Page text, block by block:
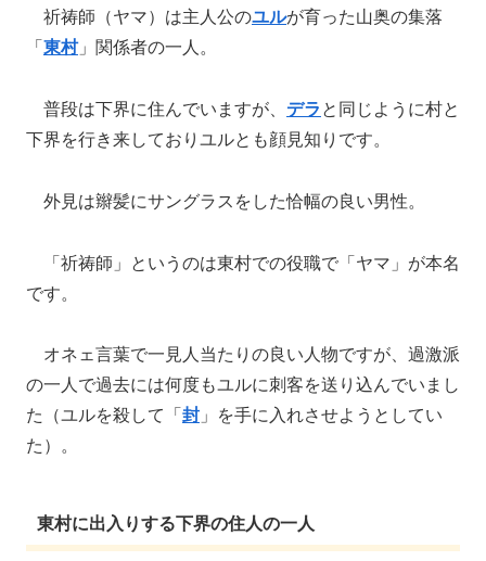
祈祷師（ヤマ）は主人公のユルが育った山奥の集落
「東村」関係者の一人。
普段は下界に住んでいますが、 デラと同じように村と
下界を行き来しておりユルとも顔見知りです。
外見は辮髪にサングラスをした恰幅の良い男性。
「祈祷師」というのは東村での役職で「ヤマ」が本名
です。
オネェ言葉で一見人当たりの良い人物ですが、過激派
の一人で過去には何度もユルに刺客を送り込んでいまし
た（ユルを殺して「封 」を手に入れさせようとしてい
た）。
東村に出入りする下界の住人の一人